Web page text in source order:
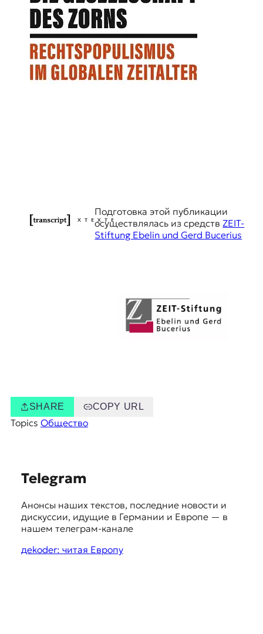
Подготовка этой публикации
осуществлялась из средствZEIT-
Stiftung Ebelin und Gerd Bucerius
SHARE COPY URL
Topics Общество
Telegram
Анонсы наших текстов, последние новости и
дискуссии, идущие в Германии и Европе — в
нашем телеграм-канале
дekoder: читая Европу